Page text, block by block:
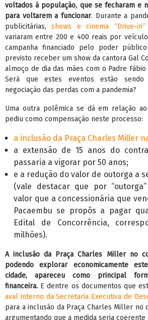
voltados à população, que se fecharam e
para voltarem a funcionar. Durante a
publicitárias,shows e cinema “Drive-in”
variaram entre 200 e 400 reais por
campanha financiado pelo poder
previsto receber um show da cantora Gal
almoço de dia das mães com o Padre
Será que estes eventos estão sendo
negociação das perdas com a pandemia?
Uma outra polêmica se dá em relação
pediu como compensação neste processo:
a inclusão da Praça Charles Miller
a extensão de 15 anos do
passaria a vigorar por 50 anos;
e a redução do valor de outorga a
(vale destacar que por
valor que a concessionária que
Pacaembu se propôs a pagar
Edital de Concorrência,
milhões).
A inclusão da Praça Charles Miller no
podendo explorar economicamente
cidade, apareceu como principal
financeira. E dentre os documentos que
aval interno da Secretaria Executiva de
para a inclusão da Praça Charles Miller no
argumentando que a medida seria coerente